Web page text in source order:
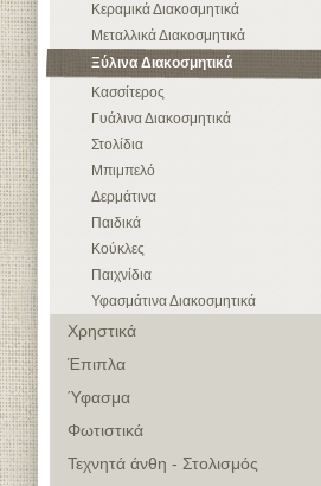
Κεραμικά Διακοσμητικά
Μεταλλικά Διακοσμητικά
Ξύλινα Διακοσμητικά
Κασσίτερος
Γυάλινα Διακοσμητικά
Στολίδια
Μπιμπελό
Δερμάτινα
Παιδικά
Κούκλες
Παιχνίδια
Υφασμάτινα Διακοσμητικά
Χρηστικά
Έπιπλα
Ύφασμα
Φωτιστικά
Τεχνητά άνθη - Στολισμός